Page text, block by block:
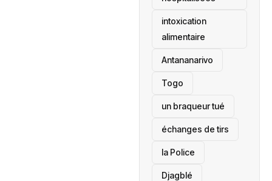
intoxication
alimentaire
Antananarivo
‎Togo
un braqueur tué
échanges de tirs
la Police
Djagblé